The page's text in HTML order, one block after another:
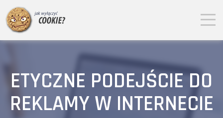
ETYCZNE PODEJŚCIE DO
REKLAMY W INTERNECIE